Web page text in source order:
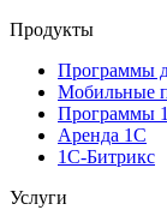
Продукты
Программы
Мобильные
Программы
Аренда 1С
1С-Битрикс
Услуги